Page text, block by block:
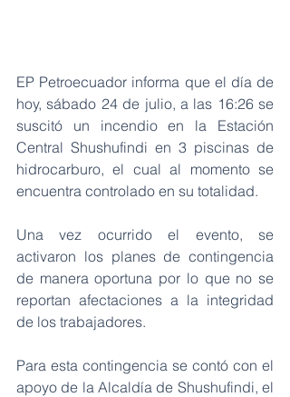
EP Petroecuador informa que el día de
hoy, sábado 24 de julio, a las 16:26 se
suscitó un incendio en la Estación
Central Shushufindi en 3 piscinas de
hidrocarburo, el cual al momento se
encuentra controlado en su totalidad.
Una vez ocurrido el evento, se
activaron los planes de contingencia
de manera oportuna por lo que no se
reportan afectaciones a la integridad
de los trabajadores.
Para esta contingencia se contó con el
apoyo de la Alcaldía de Shushufindi, el